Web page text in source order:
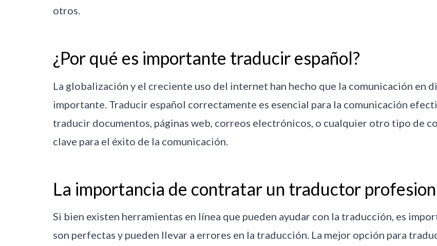
otros.
¿Por qué es importante traducir español?
La globalización y el creciente uso del internet han hecho que la comunicación en
importante. Traducir español correctamente es esencial para la comunicación
traducir documentos, páginas web, correos electrónicos, o cualquier otro tipo de
clave para el éxito de la comunicación.
La importancia de contratar un traductor
Si bien existen herramientas en línea que pueden ayudar con la traducción, es
son perfectas y pueden llevar a errores en la traducción. La mejor opción para